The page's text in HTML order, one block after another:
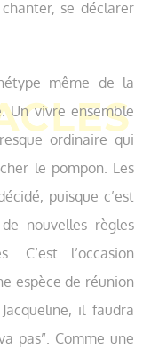
se déclarer
même de la
Un vivre ensemble
ordinaire qui
le pompon. Les
puisque c’est
nouvelles règles
C’est l’occasion
espèce de réunion
il faudra
pas”. Comme une